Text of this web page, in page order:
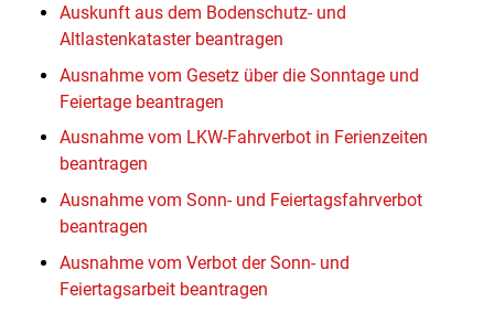
Auskunft aus dem Bodenschutz- und
Altlastenkataster beantragen
Ausnahme vom Gesetz über die Sonntage und
Feiertage beantragen
Ausnahme vom LKW-Fahrverbot in Ferienzeiten
beantragen
Ausnahme vom Sonn- und Feiertagsfahrverbot
beantragen
Ausnahme vom Verbot der Sonn- und
Feiertagsarbeit beantragen